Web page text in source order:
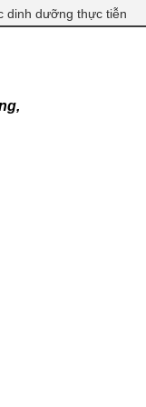
dinh dưỡng thực tiễn